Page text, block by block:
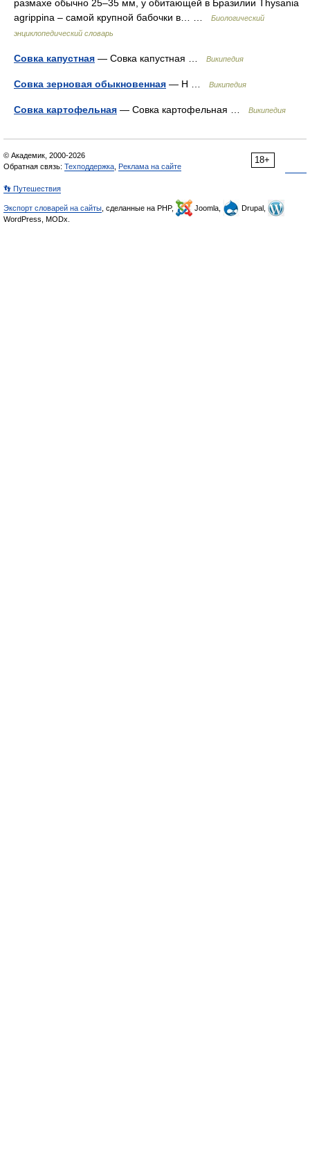
размахе обычно 25–35 мм, у обитающей в Бразилии Thysania
agrippina – самой крупной бабочки в… …
Биологический
энциклопедический словарь
Совка капустная — Совка капустная … Википедия
Совка зерновая обыкновенная — Н … Википедия
Совка картофельная — Совка картофельная … Википедия
18+
© Академик, 2000-2026
Обратная связь: Техподдержка Реклама на сайте
👣 Путешествия
Экспорт словарей на сайты , сделанные на PHP, Joomla,
Drupal,
WordPress, MODx.